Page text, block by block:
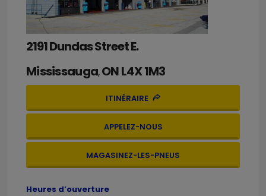
2191 Dundas Street E.
Mississauga, ONL4X 1M3
ITINÉRAIRE
APPELEZ-NOUS
MAGASINEZ-LES-PNEUS
Heures d’ouverture